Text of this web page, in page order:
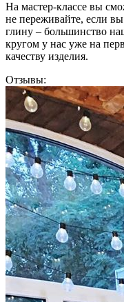
На мастер-классе вы
не переживайте, если
глину – большинство
кругом у нас уже на
качеству изделия.
Отзывы: